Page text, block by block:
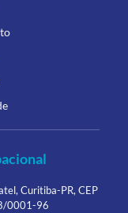
Curitiba-PR, CEP
0001-96